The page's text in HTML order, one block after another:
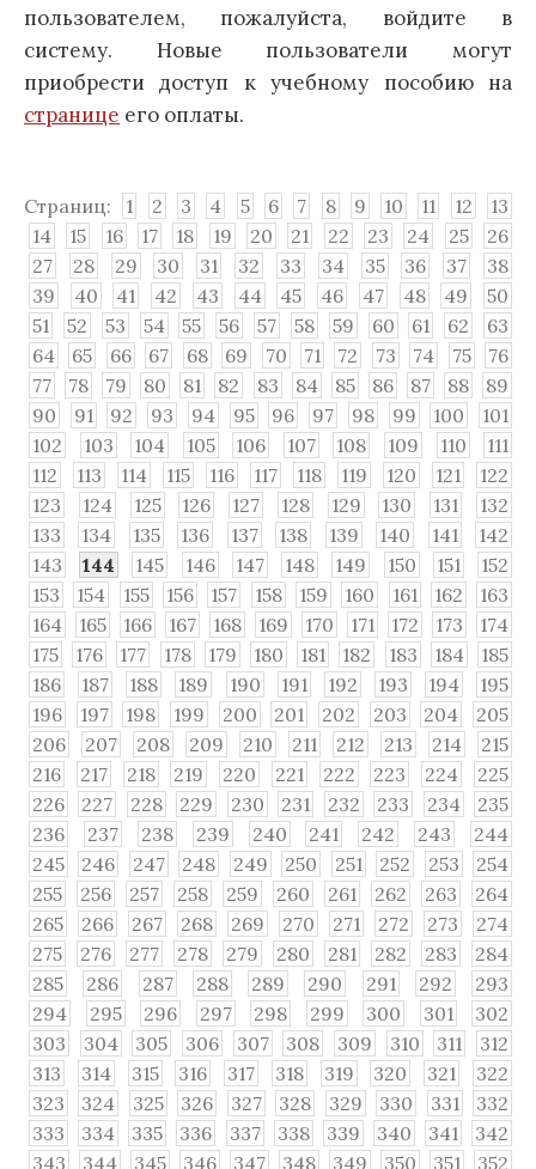
пользователем, пожалуйста, войдите в
систему. Новые пользователи могут
приобрести доступ к учебному пособию на
странице его оплаты.
Страниц: 1 2 3 4 5 6 7 8 9 10 11 12
13
14
15 16 17 18 19 20 21 22 23 24 25
26
27
28 29 30 31 32 33 34 35 36 37
38
39
40 41 42 43 44 45 46 47 48 49
50
51
52 53 54 55 56 57 58 59 60 61 62
63
64
65 66 67 68 69 70 71 72 73 74 75
76
77
78 79 80 81 82 83 84 85 86 87 88
89
90
91 92 93 94 95 96 97 98 99 100
101
102
103 104 105 106 107 108 109 110
111
112
113 114 115 116 117 118 119 120 121
122
123
124 125 126 127 128 129 130 131
132
133
134 135 136 137 138 139 140 141
142
143
144 145 146 147 148 149 150 151
152
153
154 155 156 157 158 159 160 161 162
163
164
165 166 167 168 169 170 171 172 173
174
175
176 177 178 179 180 181 182 183 184
185
186
187 188 189 190 191 192 193 194
195
196
197 198 199 200 201 202 203 204
205
206
207 208 209 210 211 212 213 214
215
216
217 218 219 220 221 222 223 224
225
226
227 228 229 230 231 232 233 234
235
236
237 238 239 240 241 242 243
244
245
246 247 248 249 250 251 252 253
254
255
256 257 258 259 260 261 262 263
264
265
266 267 268 269 270 271 272 273
274
275
276 277 278 279 280 281 282 283
284
285
286 287 288 289 290 291 292
293
294
295 296 297 298 299 300 301
302
303
304 305 306 307 308 309 310 311
312
313
314 315 316 317 318 319 320 321
322
323
324 325 326 327 328 329 330 331
332
333
334 335 336 337 338 339 340 341
342
343
344 345 346 347 348 349 350 351
352